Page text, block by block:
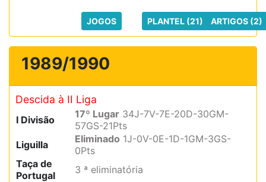
JOGOS PLANTEL (21) ARTIGOS (2)
1989/1990
Descida à II Liga
I Divisão 17º Lugar 34J-7V-7E-20D-30GM-
57GS-21Pts
Liguilla
Eliminado 1J-0V-0E-1D-1GM-3GS-
0Pts
Taça de
Portugal
3 ª eliminatória